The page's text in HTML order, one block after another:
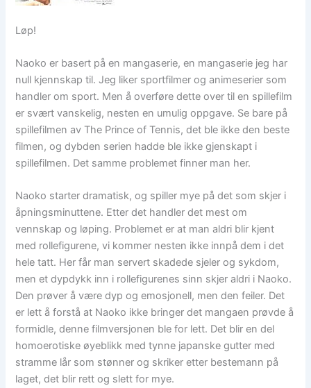
Løp!
Naoko er basert på en mangaserie, en mangaserie jeg har
null kjennskap til. Jeg liker sportfilmer og animeserier som
handler om sport. Men å overføre dette over til en spillefilm
er svært vanskelig, nesten en umulig oppgave. Se bare på
spillefilmen av The Prince of Tennis, det ble ikke den beste
filmen, og dybden serien hadde ble ikke gjenskapt i
spillefilmen. Det samme problemet finner man her.
Naoko starter dramatisk, og spiller mye på det som skjer i
åpningsminuttene. Etter det handler det mest om
vennskap og løping. Problemet er at man aldri blir kjent
med rollefigurene, vi kommer nesten ikke innpå dem i det
hele tatt. Her får man servert skadede sjeler og sykdom,
men et dypdykk inn i rollefigurenes sinn skjer aldri i Naoko.
Den prøver å være dyp og emosjonell, men den feiler. Det
er lett å forstå at Naoko ikke bringer det mangaen prøvde å
formidle, denne filmversjonen ble for lett. Det blir en del
homoerotiske øyeblikk med tynne japanske gutter med
stramme lår som stønner og skriker etter bestemann på
laget, det blir rett og slett for mye.